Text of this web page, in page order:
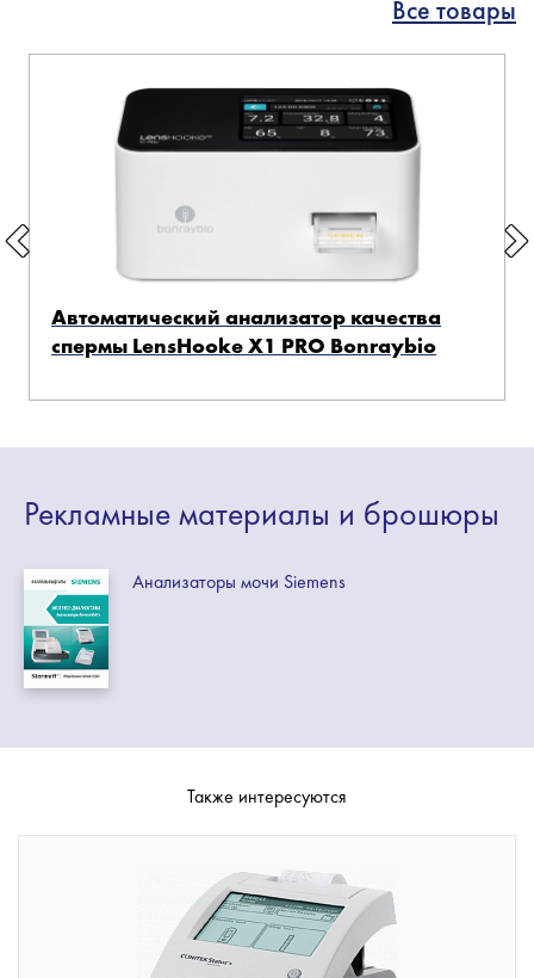
Все товары
Автоматический анализатор качества
спермы LensHooke X1 PRO Bonraybio
Рекламные материалы и брошюры
Анализаторы мочи Siemens
Также интересуются